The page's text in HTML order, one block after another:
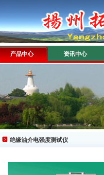
产品中心 资讯中心
绝缘油介电强度测试仪